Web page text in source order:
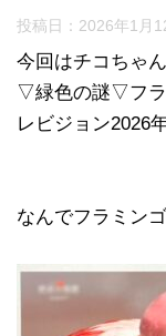
投稿日： 2026年1月
今回はチコちゃ
▽緑色の謎▽フ
レビジョン2026
なんでフラミン